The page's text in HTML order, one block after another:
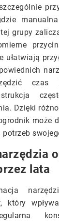
grupy
ułatwiają
Dzięki
może
lata
który